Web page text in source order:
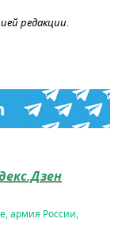
редакции.
,армия России,